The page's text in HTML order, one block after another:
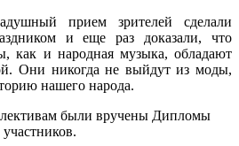
прием зрителей сделали
и еще раз доказали, что
как и народная музыка, обладают
Они никогда не выйдут из моды,
нашего народа.
были вручены Дипломы
участников.